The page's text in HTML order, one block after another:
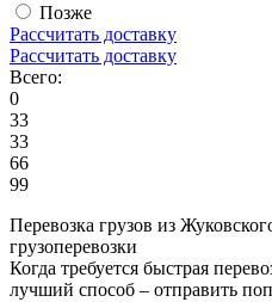
Позже
Рассчитать доставку
Рассчитать доставку
Всего:
0
33
33
66
99
Перевозка грузов из
грузоперевозки
Когда требуется быстрая
лучший способ – отправить